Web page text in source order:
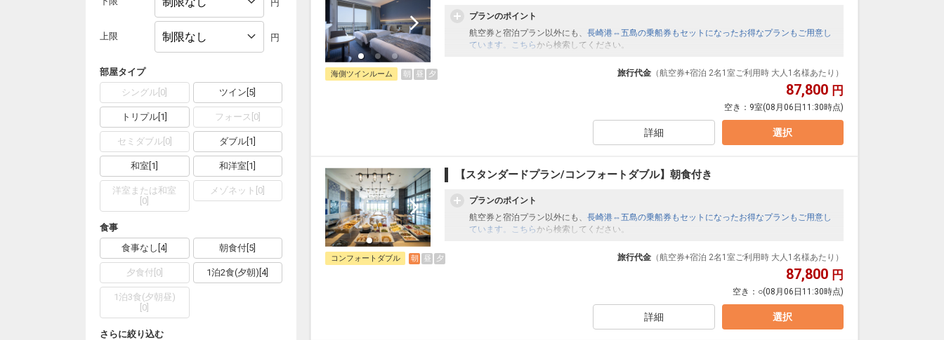
円
上限 円
部屋タイプ
シングル 0 ツイン 5
トリプル 1 フォース 0]
セミダブル[ 0] ダブル 1
和室 1 和洋室 1
洋室または和室
0
メゾネット 0
食事
食事なし [4] 朝食付 5
夕食付 0] 1泊2食(夕朝) [4]
1泊3食(夕朝昼)
0
さらに絞り込む
プランのポイント
航空券と宿泊プラン以外にも、 長崎港⇔五島の乗船券もセットになったお得なプランもご用意し
ています。こちら から検索してください。
海側ツインルーム 朝 昼 夕 旅行代金 （航空券+宿泊 2名1室ご利用時 大人1名様あたり）
87,800 円
空き： 9室(08月06日11:30時点)
詳細 選択
【スタンダードプラン/コンフォートダブル】朝食付き
プランのポイント
航空券と宿泊プラン以外にも、 長崎港⇔五島の乗船券もセットになったお得なプランもご用意し
ています。こちら から検索してください。
コンフォートダブル 朝 昼 夕 旅行代金 （航空券+宿泊 2名1室ご利用時 大人1名様あたり）
87,800 円
空き： ○(08月06日11:30時点)
詳細 選択